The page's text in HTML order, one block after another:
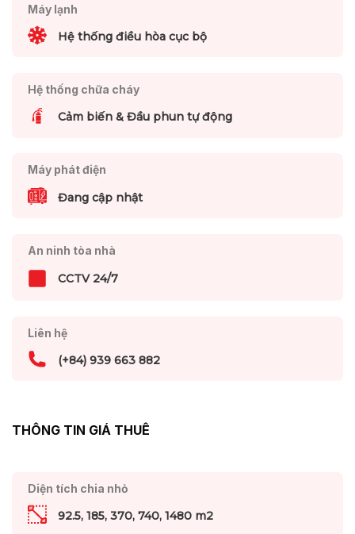
Máy lạnh
Hệ thống điều hòa cục bộ
Hệ thống chữa cháy
Cảm biến & Đầu phun tự động
Máy phát điện
Đang cập nhật
An ninh tòa nhà
CCTV 24/7
Liên hệ
(+84) 939 663 882
THÔNG TIN GIÁ THUÊ
Diện tích chia nhỏ
92.5, 185, 370, 740, 1480 m2